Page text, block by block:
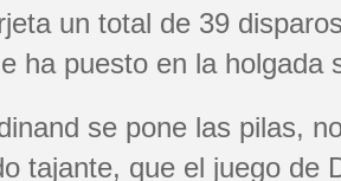
un total de 39
ha puesto en la holgada
se pone las pilas,
tajante, que el juego de